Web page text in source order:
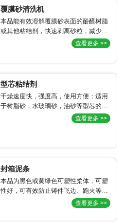
不需要对模具进行清理，并保证制品的
尺寸精度，而不影响成品的后续工艺，
该产品使用方便，达到各项环保要求，
用户可放心使用。
覆膜砂清洗机
本品能有效溶解覆膜砂表面的酚醛树脂
或其他粘结剂，快速剥离砂粒，减少人
工清理难度。适用于复杂模具、型腔或
设备缝隙中的覆膜砂残留，提升清洁效
件。
查看更多 >>
型芯粘结剂
干燥速度快，强度高，使用方便；适用
于树脂砂，水玻璃砂，油砂等型芯的粘
查看更多 >>
封箱泥条
本品为黑色或黄绿色可塑性柔体，可塑
性好，可有效防止铸件飞边、跑火等缺
陷，提高铸件尺寸精度，使用方便，可
明显地节约工时，适用于各种砂型。
查看更多 >>